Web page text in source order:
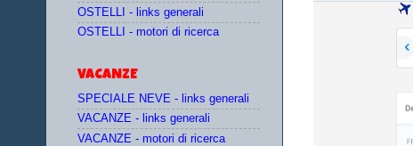
OSTELLI - links generali
OSTELLI - motori di ricerca
VACANZE
SPECIALE NEVE - links generali
VACANZE - links generali
VACANZE - motori di ricerca